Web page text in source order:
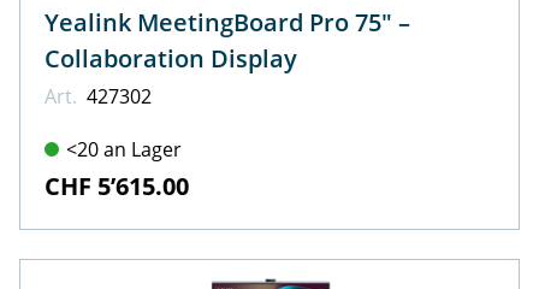
Yealink MeetingBoard Pro 75" –
Collaboration Display
Art. 427302
<20 an Lager
CHF 5’615.00